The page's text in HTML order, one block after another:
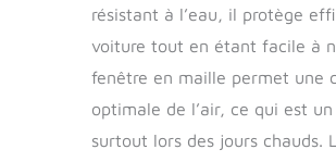
se
【
easy to
arrière
résistant à l’eau, il protège
voiture tout en étant facile à
fenêtre en maille permet une
optimale de l’air, ce qui est
surtout lors des jours chauds.